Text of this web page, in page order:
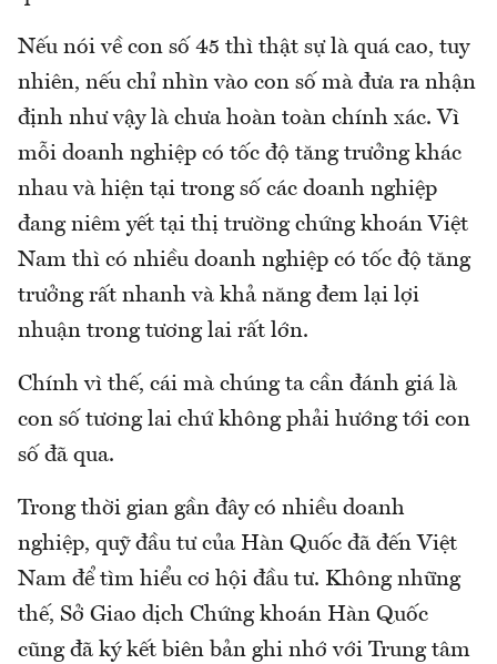
Nếu nói về con số 45 thì thật sự là quá cao, tuy
nhiên, nếu chỉ nhìn vào con số mà đưa ra nhận
định như vậy là chưa hoàn toàn chính xác. Vì
mỗi doanh nghiệp có tốc độ tăng trưởng khác
nhau và hiện tại trong số các doanh nghiệp
đang niêm yết tại thị trường chứng khoán Việt
Nam thì có nhiều doanh nghiệp có tốc độ tăng
trưởng rất nhanh và khả năng đem lại lợi
nhuận trong tương lai rất lớn.
Chính vì thế, cái mà chúng ta cần đánh giá là
con số tương lai chứ không phải hướng tới con
số đã qua.
Trong thời gian gần đây có nhiều doanh
nghiệp, quỹ đầu tư của Hàn Quốc đã đến Việt
Nam để tìm hiểu cơ hội đầu tư. Không những
thế, Sở Giao dịch Chứng khoán Hàn Quốc
cũng đã ký kết biên bản ghi nhớ với Trung tâm